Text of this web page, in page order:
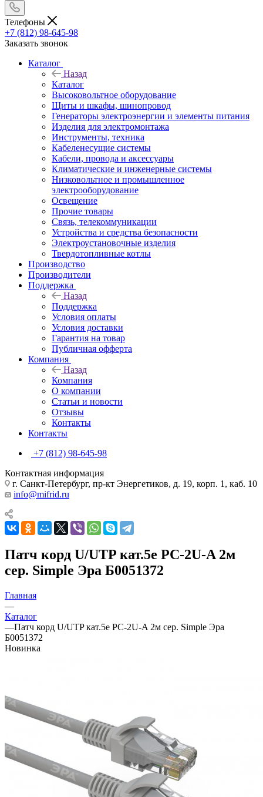
Телефоны
+7 (812) 98-645-98
Заказать звонок
Каталог
Назад
Каталог
Высоковольтное оборудование
Щиты и шкафы, шинопровод
Генераторы электроэнергии и элементы питания
Изделия для электромонтажа
Инструменты, техника
Кабеленесущие системы
Кабели, провода и аксессуары
Климатические и инженерные системы
Низковольтное и промышленное
электрооборудование
Освещение
Прочие товары
Связь, телекоммуникации
Устройства и средства безопасности
Электроустановочные изделия
Твердотопливные котлы
Производство
Производители
Поддержка
Назад
Поддержка
Условия оплаты
Условия доставки
Гарантия на товар
Публичная офферта
Компания
Назад
Компания
О компании
Статьи и новости
Отзывы
Контакты
Контакты
+7 (812) 98-645-98
Контактная информация
г. Санкт-Петербург, пр-кт Энергетиков, д. 19, корп. 1, каб. 10
info@mifrid.ru
Патч корд U/UTP кат.5e PC-2U-A 2м
сер. Simple Эра Б0051372
Главная
—
Каталог
—Патч корд U/UTP кат.5e PC-2U-A 2м сер. Simple Эра
Б0051372
Новинка